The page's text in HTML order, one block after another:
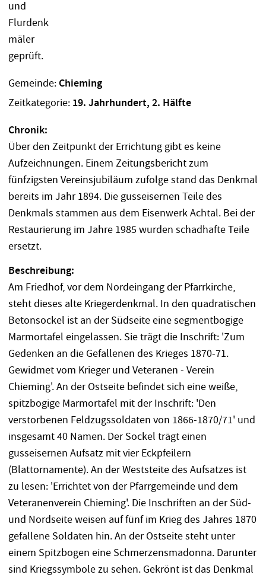
Gemeinde: Chieming
Zeitkategorie: 19. Jahrhundert, 2. Hälfte
Chronik:
Über den Zeitpunkt der Errichtung gibt es keine
Aufzeichnungen. Einem Zeitungsbericht zum
fünfzigsten Vereinsjubiläum zufolge stand das Denkmal
bereits im Jahr 1894. Die gusseisernen Teile des
Denkmals stammen aus dem Eisenwerk Achtal. Bei der
Restaurierung im Jahre 1985 wurden schadhafte Teile
ersetzt.
Beschreibung:
Am Friedhof, vor dem Nordeingang der Pfarrkirche,
steht dieses alte Kriegerdenkmal. In den quadratischen
Betonsockel ist an der Südseite eine segmentbogige
Marmortafel eingelassen. Sie trägt die Inschrift: 'Zum
Gedenken an die Gefallenen des Krieges 1870-71.
Gewidmet vom Krieger und Veteranen - Verein
Chieming'. An der Ostseite befindet sich eine weiße,
spitzbogige Marmortafel mit der Inschrift: 'Den
verstorbenen Feldzugssoldaten von 1866-1870/71' und
insgesamt 40 Namen. Der Sockel trägt einen
gusseisernen Aufsatz mit vier Eckpfeilern
(Blattornamente). An der Weststeite des Aufsatzes ist
zu lesen: 'Errichtet von der Pfarrgemeinde und dem
Veteranenverein Chieming'. Die Inschriften an der Süd-
und Nordseite weisen auf fünf im Krieg des Jahres 1870
gefallene Soldaten hin. An der Ostseite steht unter
einem Spitzbogen eine Schmerzensmadonna. Darunter
sind Kriegssymbole zu sehen. Gekrönt ist das Denkmal